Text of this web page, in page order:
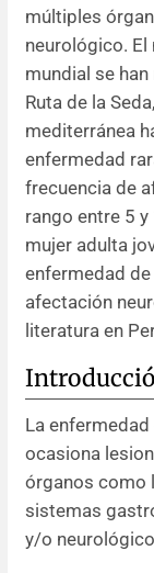
Comité
Resúmenes
Noticias
múltiples
neurológico. El
mundial se
Ruta de la
mediterránea
enfermedad
frecuencia de
rango entre 5 y
mujer adulta
enfermedad
afectación
literatura en
La
ocasiona
órganos como
sistemas
y/o